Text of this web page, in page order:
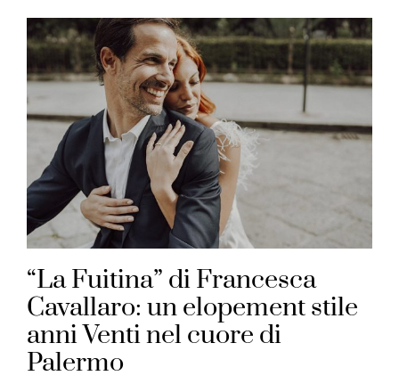
“La Fuitina” di Francesca
Cavallaro: un elopement stile
anni Venti nel cuore di
Palermo